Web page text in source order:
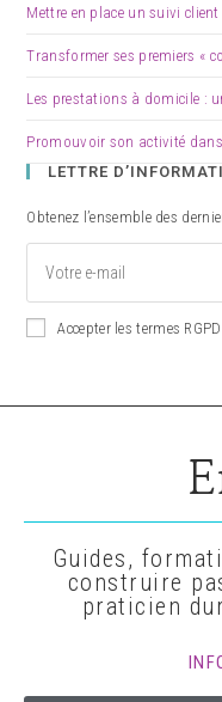
Mettre en place un suivi
Transformer ses premiers «
Les prestations à domicile :
Promouvoir son activité
LETTRE
Obtenez l’ensemble des
Accepter les termes RGPD
Guides,
construire
praticien